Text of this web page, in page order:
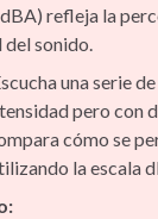
refleja la
del sonido.
una serie
pero con
cómo se
la escala